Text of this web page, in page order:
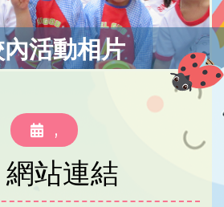
活動相片
,
網站連結